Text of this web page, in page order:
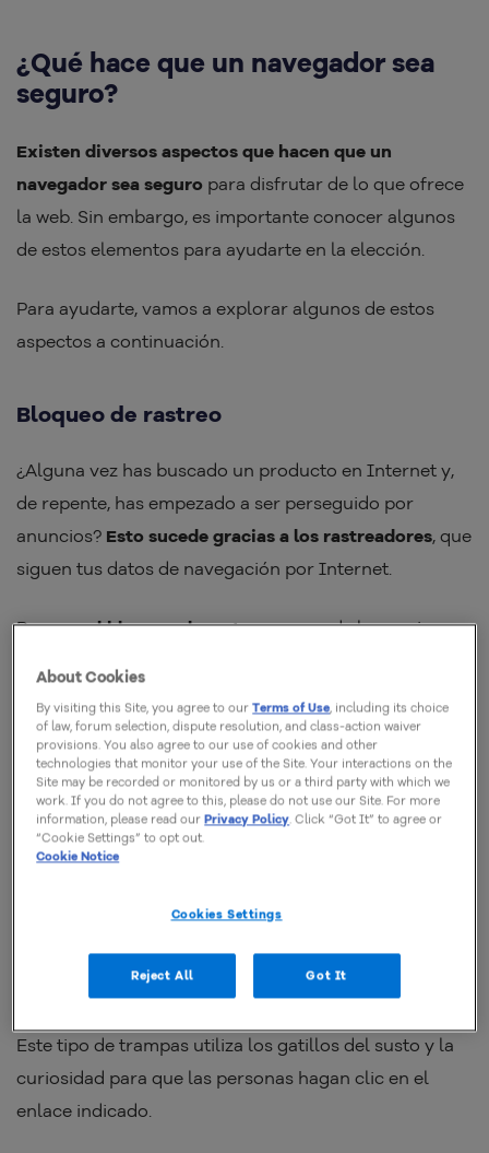
¿Qué hace que un navegador sea
seguro?
Existen diversos aspectos que hacen que un
navegador sea seguro para disfrutar de lo que ofrece
la web. Sin embargo, es importante conocer algunos
de estos elementos para ayudarte en la elección.
Para ayudarte, vamos a explorar algunos de estos
aspectos a continuación.
Bloqueo de rastreo
¿Alguna vez has buscado un producto en Internet y,
de repente, has empezado a ser perseguido por
anuncios? Esto sucede gracias a los rastreadores, que
siguen tus datos de navegación por Internet.
Por eso,el bloqueo de rastreoes una de las opciones
por la web sigan tus pasos en Internet, impidiéndoles
recopilar tus datos.
Protección contra phishing
dicen que tienes una deuda en algún banco o una
acción legal a tu nombre? Ese es un tipo común de
Este tipo de trampas utiliza los gatillos del susto y la
curiosidad para que las personas hagan clic en el
enlace indicado.
About Cookies
By visiting this Site, you agree to ourTerms of Use, including its choice
of law, forum selection, dispute resolution, and class-action waiver
provisions. You also agree to our use of cookies and other
technologies that monitor your use of the Site. Your interactions on the
Site may be recorded or monitored by us or a third party with which we
work. If you do not agree to this, please do not use our Site. For more
information, please read ourPrivacy Policy. Click “Got It” to agree or
“Cookie Settings” to opt out.
Cookie Notice
Cookies Settings
Reject All Got It